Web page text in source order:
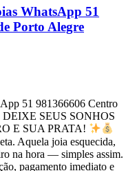
WhatsApp 51
Porto Alegre
51 981366606 Centro
SEUS SONHOS
E SUA PRATA!
Aquela joia esquecida,
na hora — simples assim.
pagamento imediato e